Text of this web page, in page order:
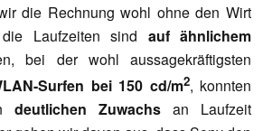
die Rechnung wohl ohne den Wirt
Laufzeiten sind auf ähnlichem
bei der wohl aussagekräftigsten
Surfen bei 150 cd/m2, konnten
deutlichen Zuwachs an Laufzeit